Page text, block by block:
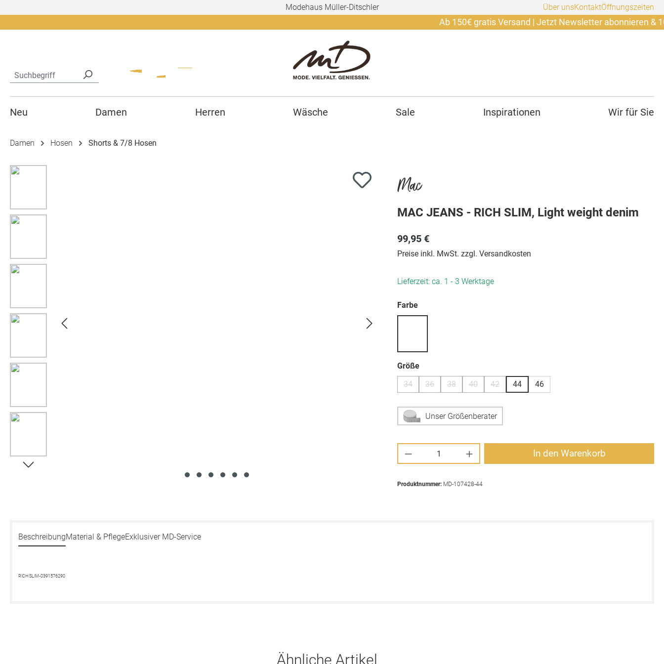
Modehaus Müller-Ditschler Über unsKontaktÖffnungszeiten
Ab 150€ gratis Versand | Jetzt Newsletter abonnieren & 10€
Neu Damen Herren Wäsche Sale Inspirationen Wir für Sie
Damen Hosen Shorts & 7/8 Hosen
Bildergalerie überspringen
Mac
MAC JEANS - RICH SLIM, Light weight denim
99,95 €
Preise inkl. MwSt. zzgl. Versandkosten
Lieferzeit: ca. 1 - 3 Werktage
Farbeauswählen
Größeauswählen
34
(Diese Option ist zurzeit nicht verfügbar.)
36
(Diese Option ist zurzeit nicht verfügbar.)
38
(Diese Option ist zurzeit nicht verfügbar.)
40
(Diese Option ist zurzeit nicht verfügbar.)
42
(Diese Option ist zurzeit nicht verfügbar.)
44 46
Unser Größenberater
Produkt Anzahl: Gib den gewünschten Wert ein
In den Warenkorb
Produktnummer: MD-107428-44
BeschreibungMaterial & PflegeExklusiver MD-Service
RICH SLIM-0391576290
Ähnliche Artikel